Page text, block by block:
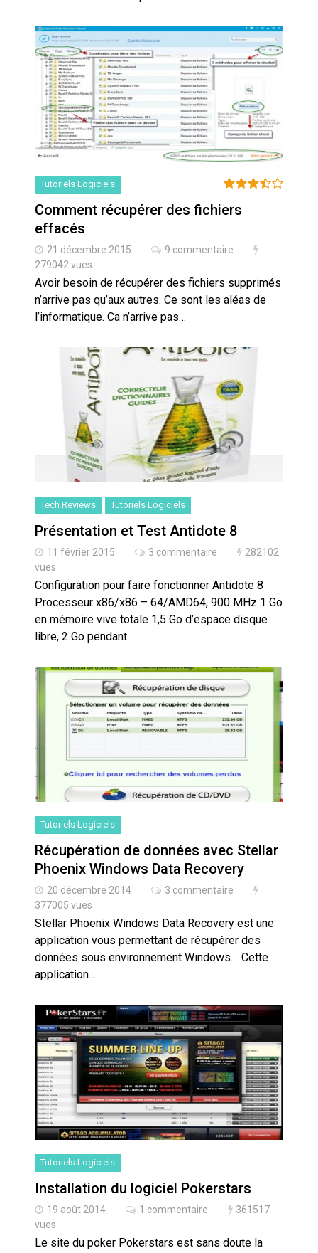
Tutoriels Logiciels
Comment récupérer des fichiers
effacés
21 décembre 2015
9 commentaire
279042 vues
Avoir besoin de récupérer des fichiers supprimés
n’arrive pas qu’aux autres. Ce sont les aléas de
l’informatique. Ca n’arrive pas…
Tech Reviews Tutoriels Logiciels
Présentation et Test Antidote 8
11 février 2015 3 commentaire
282102
vues
Configuration pour faire fonctionner Antidote 8
Processeur x86/x86 – 64/AMD64, 900 MHz 1 Go
en mémoire vive totale 1,5 Go d’espace disque
libre, 2 Go pendant…
Tutoriels Logiciels
Récupération de données avec Stellar
Phoenix Windows Data Recovery
20 décembre 2014
3 commentaire
377005 vues
Stellar Phoenix Windows Data Recovery est une
application vous permettant de récupérer des
données sous environnement Windows. Cette
application…
Tutoriels Logiciels
Installation du logiciel Pokerstars
19 août 2014 1 commentaire
361517
vues
Le site du poker Pokerstars est sans doute la